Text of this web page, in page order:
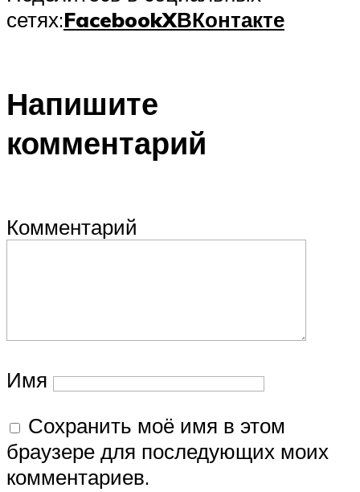
сетях:FacebookXВКонтакте
Напишите
комментарий
Комментарий
Имя
Сохранить моё имя в этом
браузере для последующих моих
комментариев.